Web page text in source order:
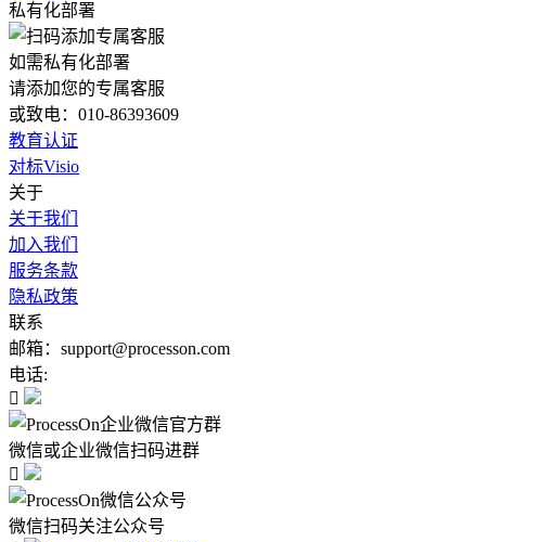
私有化部署
如需私有化部署
请添加您的专属客服
或致电：010-86393609
教育认证
对标Visio
关于
关于我们
加入我们
服务条款
隐私政策
联系
邮箱：support@processon.com
电话:

微信或企业微信扫码进群

微信扫码关注公众号